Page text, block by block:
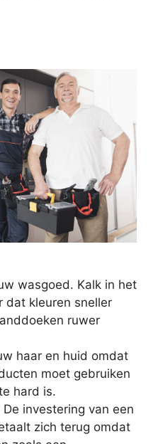
wasgoed. Kalk in het
dat kleuren sneller
ruwer
haar en huid omdat
moet gebruiken
hard is.
investering van een
zich terug omdat